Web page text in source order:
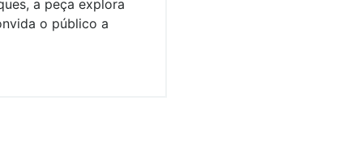
a peça explora
o público a